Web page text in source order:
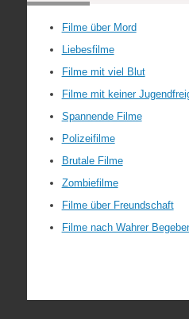
Filme über Mord
Liebesfilme
Filme mit viel Blut
Filme mit keiner
Spannende Filme
Polizeifilme
Brutale Filme
Zombiefilme
Filme über Freundschaft
Filme nach Wahrer